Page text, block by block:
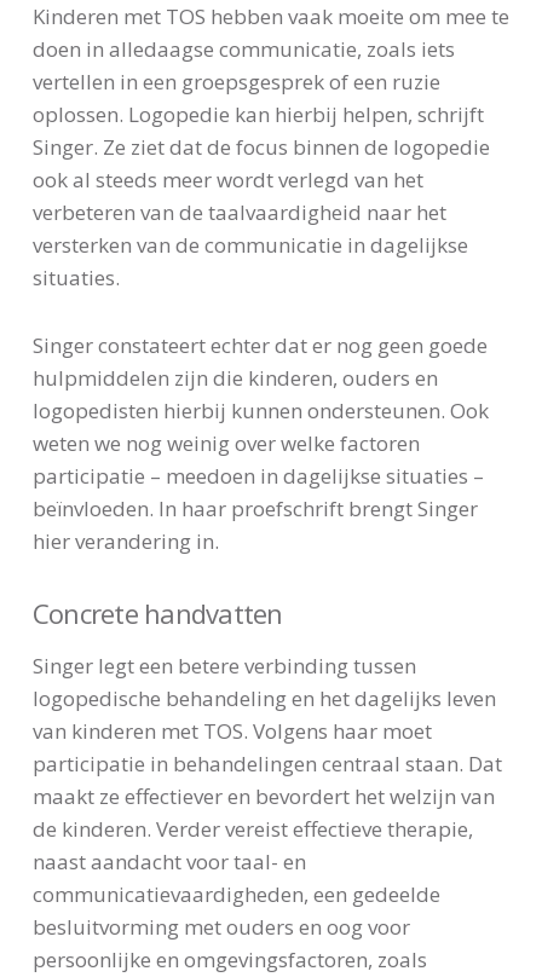
Kinderen met TOS hebben vaak moeite om mee te
doen in alledaagse communicatie, zoals iets
vertellen in een groepsgesprek of een ruzie
oplossen. Logopedie kan hierbij helpen, schrijft
Singer. Ze ziet dat de focus binnen de logopedie
ook al steeds meer wordt verlegd van het
verbeteren van de taalvaardigheid naar het
versterken van de communicatie in dagelijkse
situaties.
Singer constateert echter dat er nog geen goede
hulpmiddelen zijn die kinderen, ouders en
logopedisten hierbij kunnen ondersteunen. Ook
weten we nog weinig over welke factoren
participatie – meedoen in dagelijkse situaties –
beïnvloeden. In haar proefschrift brengt Singer
hier verandering in.
Concrete handvatten
Singer legt een betere verbinding tussen
logopedische behandeling en het dagelijks leven
van kinderen met TOS. Volgens haar moet
participatie in behandelingen centraal staan. Dat
maakt ze effectiever en bevordert het welzijn van
de kinderen. Verder vereist effectieve therapie,
naast aandacht voor taal- en
communicatievaardigheden, een gedeelde
besluitvorming met ouders en oog voor
persoonlijke en omgevingsfactoren, zoals